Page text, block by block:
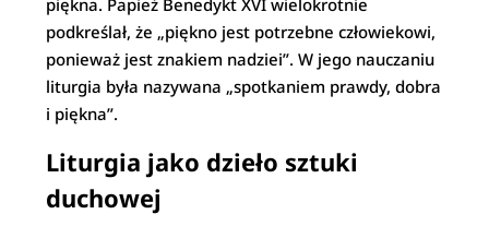
piękna. Papież Benedykt XVI wielokrotnie
podkreślał, że „piękno jest potrzebne człowiekowi,
ponieważ jest znakiem nadziei”. W jego nauczaniu
liturgia była nazywana „spotkaniem prawdy, dobra
i piękna”.
Liturgia jako dzieło sztuki
duchowej